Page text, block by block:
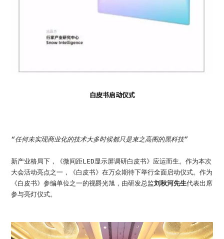
白皮书启动仪式
“任何未实现商业化的技术大多时候都只是束之高阁的黑科技”
新产业格局下，《微间距LED显示屏调研白皮书》应运而生。作为本次
大会活动亮点之一，《白皮书》在万众期待下举行全面启动仪式。作为
《白皮书》参编单位之一的视爵光旭，由研发总监刘秋河先生代表出席
参与亮灯仪式。